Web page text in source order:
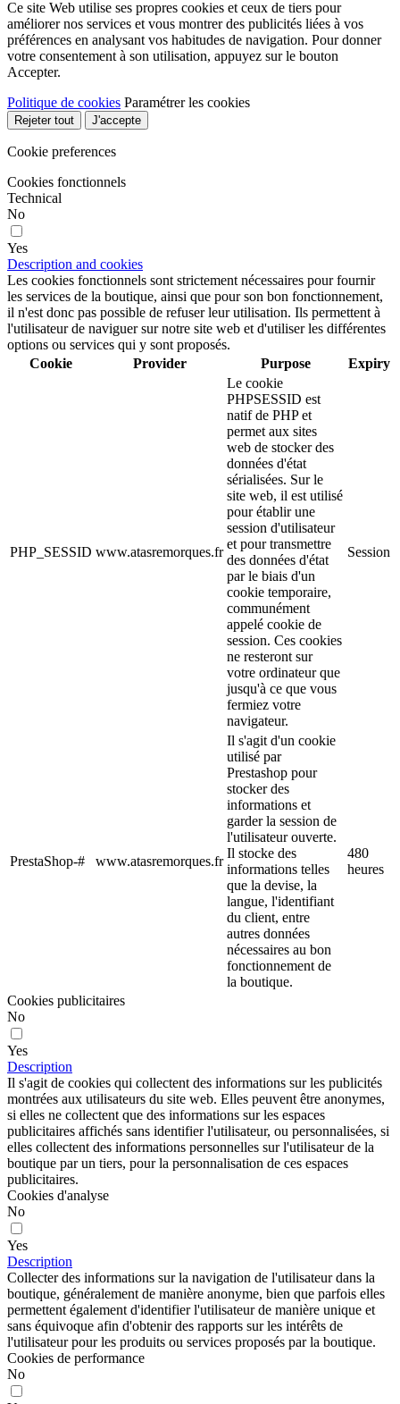
Ce site Web utilise ses propres cookies et ceux de tiers pour
améliorer nos services et vous montrer des publicités liées à vos
préférences en analysant vos habitudes de navigation. Pour donner
votre consentement à son utilisation, appuyez sur le bouton
Accepter.
Politique de cookies Paramétrer les cookies
Rejeter tout J'accepte
Cookie preferences
Cookies fonctionnels
Technical
No
Yes
Description and cookies
Les cookies fonctionnels sont strictement nécessaires pour fournir
les services de la boutique, ainsi que pour son bon fonctionnement,
il n'est donc pas possible de refuser leur utilisation. Ils permettent à
l'utilisateur de naviguer sur notre site web et d'utiliser les différentes
options ou services qui y sont proposés.
Cookie
Provider Purpose Expiry
PHP_SESSID www.atasremorques.fr
Le cookie
PHPSESSID est
natif de PHP et
permet aux sites
web de stocker des
données d'état
sérialisées. Sur le
site web, il est utilisé
pour établir une
session d'utilisateur
et pour transmettre
des données d'état
par le biais d'un
cookie temporaire,
communément
appelé cookie de
session. Ces cookies
ne resteront sur
votre ordinateur que
jusqu'à ce que vous
fermiez votre
navigateur.
Session
PrestaShop-# www.atasremorques.fr
Il s'agit d'un cookie
utilisé par
Prestashop pour
stocker des
informations et
garder la session de
l'utilisateur ouverte.
Il stocke des
informations telles
que la devise, la
langue, l'identifiant
du client, entre
autres données
nécessaires au bon
fonctionnement de
la boutique.
480
heures
Cookies publicitaires
No
Yes
Description
Il s'agit de cookies qui collectent des informations sur les publicités
montrées aux utilisateurs du site web. Elles peuvent être anonymes,
si elles ne collectent que des informations sur les espaces
publicitaires affichés sans identifier l'utilisateur, ou personnalisées, si
elles collectent des informations personnelles sur l'utilisateur de la
boutique par un tiers, pour la personnalisation de ces espaces
publicitaires.
Cookies d'analyse
No
Yes
Description
Collecter des informations sur la navigation de l'utilisateur dans la
boutique, généralement de manière anonyme, bien que parfois elles
permettent également d'identifier l'utilisateur de manière unique et
sans équivoque afin d'obtenir des rapports sur les intérêts de
l'utilisateur pour les produits ou services proposés par la boutique.
Cookies de performance
No